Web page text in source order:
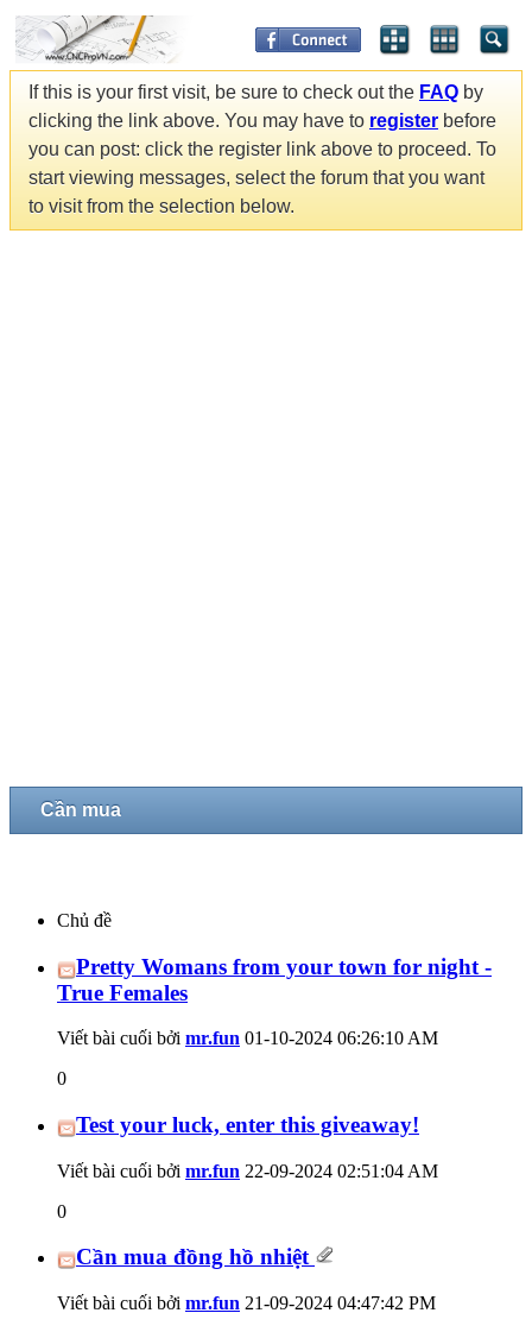
If this is your first visit, be sure to check out the FAQ by
clicking the link above. You may have to register before
you can post: click the register link above to proceed. To
start viewing messages, select the forum that you want
to visit from the selection below.
Cần mua
Chủ đề
Pretty Womans from your town for night -
True Females
Viết bài cuối bởi mr.fun 01-10-2024 06:26:10 AM
0
Test your luck, enter this giveaway!
Viết bài cuối bởi mr.fun 22-09-2024 02:51:04 AM
0
Cần mua đồng hồ nhiệt
Viết bài cuối bởi mr.fun 21-09-2024 04:47:42 PM